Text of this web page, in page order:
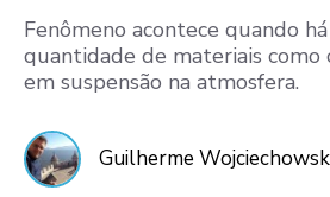
Fenômeno acontece quando
quantidade de materiais como
em suspensão na atmosfera.
Guilherme